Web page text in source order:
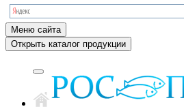
Меню сайта
Открыть каталог продукции